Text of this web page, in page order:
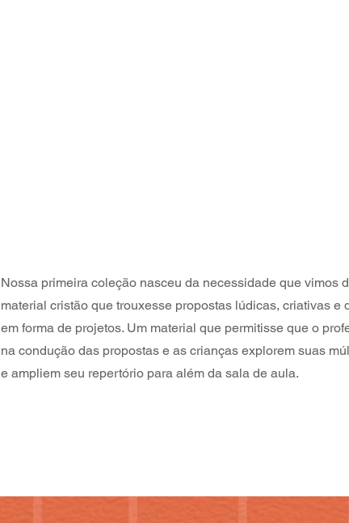
Nossa primeira coleção nasceu da necessidade que vimos
material cristão que trouxesse propostas lúdicas, criativas e
em forma de projetos. Um material que permitisse que o
na condução das propostas e as crianças explorem suas
e ampliem seu repertório para além da sala de aula.